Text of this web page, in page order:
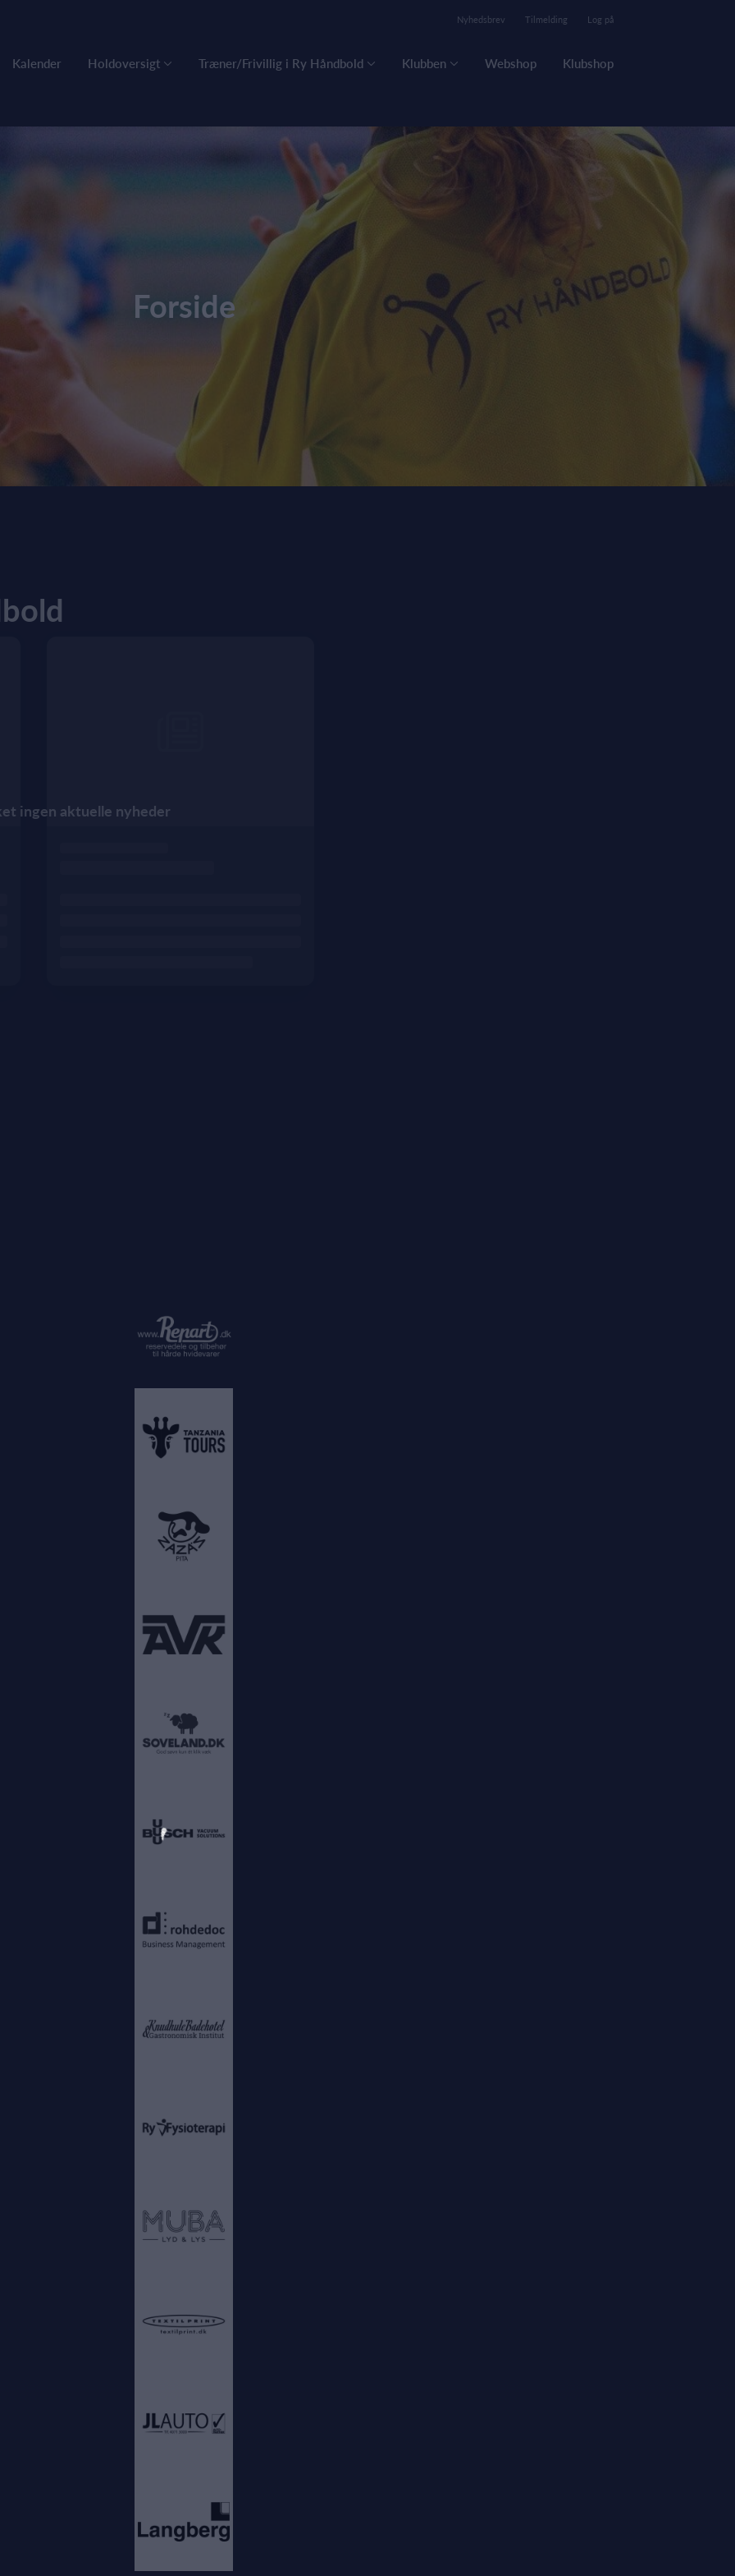
Nyhedsbrev Tilmelding Log på
Kalender Holdoversigt Træner/Frivillig i Ry Håndbold Klubben Webshop Klubshop
Forside
ingen aktuelle nyheder